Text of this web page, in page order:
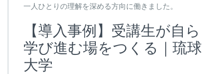
一人ひとりの理解を深める方向に働きました。
【導入事例】受講生が自ら
学び進む場をつくる｜琉球
大学